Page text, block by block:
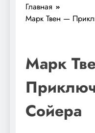
Главная
Марк Твен —
Марк
Сойера